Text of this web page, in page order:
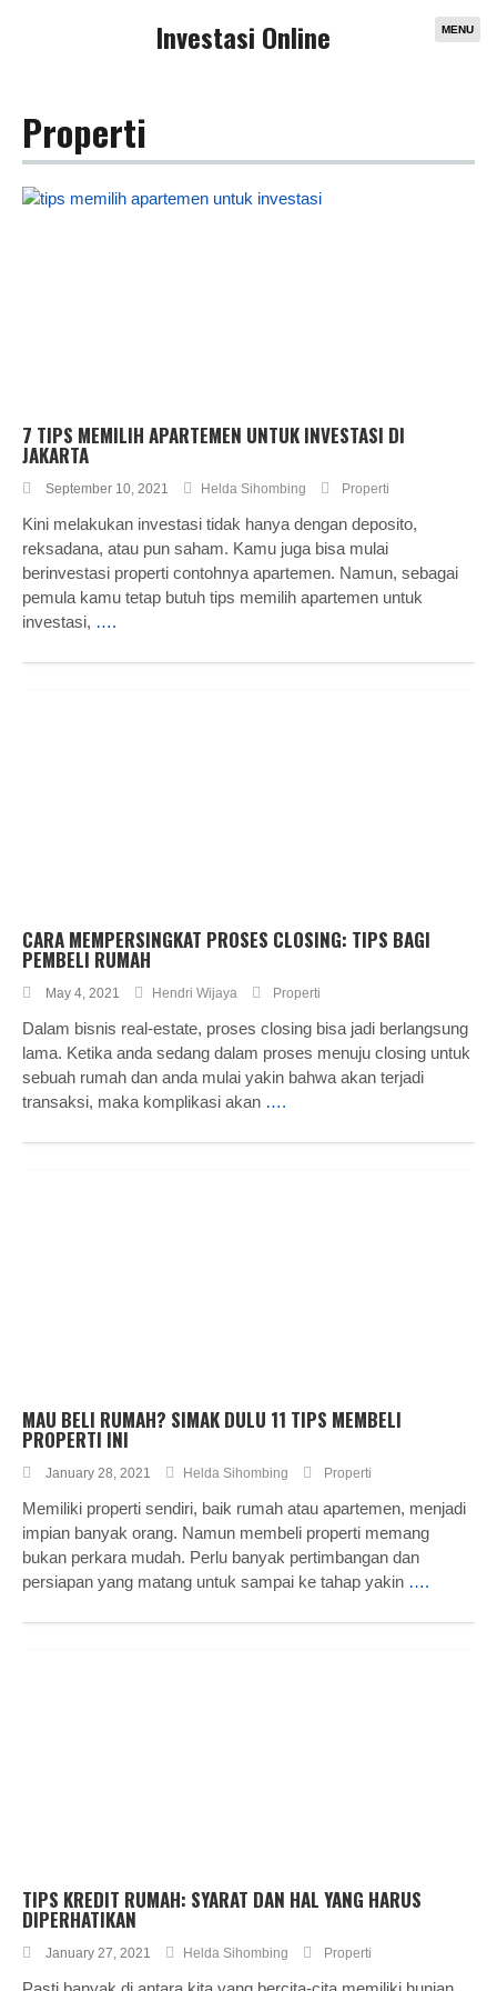
MENU
Investasi Online
Properti
7 TIPS MEMILIH APARTEMEN UNTUK INVESTASI DI
JAKARTA
September 10, 2021 Helda Sihombing Properti
Kini melakukan investasi tidak hanya dengan deposito,
reksadana, atau pun saham. Kamu juga bisa mulai
berinvestasi properti contohnya apartemen. Namun, sebagai
pemula kamu tetap butuh tips memilih apartemen untuk
investasi, ….
CARA MEMPERSINGKAT PROSES CLOSING: TIPS BAGI
PEMBELI RUMAH
May 4, 2021 Hendri Wijaya Properti
Dalam bisnis real-estate, proses closing bisa jadi berlangsung
lama. Ketika anda sedang dalam proses menuju closing untuk
sebuah rumah dan anda mulai yakin bahwa akan terjadi
transaksi, maka komplikasi akan ….
MAU BELI RUMAH? SIMAK DULU 11 TIPS MEMBELI
PROPERTI INI
January 28, 2021 Helda Sihombing Properti
Memiliki properti sendiri, baik rumah atau apartemen, menjadi
impian banyak orang. Namun membeli properti memang
bukan perkara mudah. Perlu banyak pertimbangan dan
persiapan yang matang untuk sampai ke tahap yakin ….
TIPS KREDIT RUMAH: SYARAT DAN HAL YANG HARUS
DIPERHATIKAN
January 27, 2021 Helda Sihombing Properti